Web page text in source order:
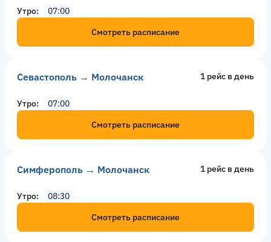
Утро
07:00
Смотреть расписание
Севастополь → Молочанск 1 рейс в день
Утро
07:00
Смотреть расписание
Симферополь → Молочанск 1 рейс в день
Утро
08:30
Смотреть расписание